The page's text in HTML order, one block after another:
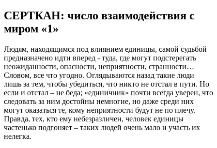
СЕРТКАН: число взаимодействия с
миром «1»
Людям, находящимся под влиянием единицы, самой судьбой
предназначено идти вперед - туда, где могут подстерегать
неожиданности, опасности, неприятности, странности…
Словом, все что угодно. Оглядываются назад такие люди
лишь за тем, чтобы убедиться, что никто не отстал в пути. Но
если и отстал – не беда; «единичник» почти всегда уверен, что
следовать за ним достойны немногие, но даже среди них
могут оказаться те, кому неприятности будут не по плечу.
Правда, тех, кто ему небезразличен, человек единицы
частенько подгоняет – таких людей очень мало и участь их
нелегка.